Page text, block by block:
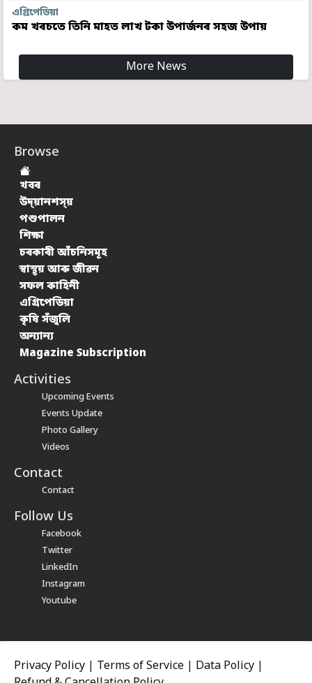
এগ্ৰিপেডিয়া
কম খৰচতে তিনি মাহত লাখ টকা উপাৰ্জনৰ সহজ উপায়
More News
Browse
খবৰ
উদ্য়ানশস্য়
পশুপালন
শিক্ষা
চৰকাৰী আঁচনিসমূহ
স্বাস্থ্য় আৰু জীৱন
সফল কাহিনী
এগ্ৰিপেডিয়া
কৃষি সঁজুলি
অন্যান্য
Magazine Subscription
Activities
Upcoming Events
Events Update
Photo Gallery
Videos
Contact
Contact
Follow Us
Facebook
Twitter
LinkedIn
Instagram
Youtube
Privacy Policy | Terms of Service | Data Policy |